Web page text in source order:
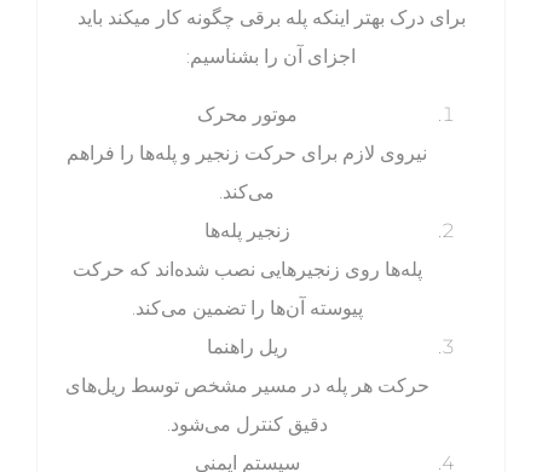
برای درک بهتر اینکه پله برقی چگونه کار میکند باید
اجزای آن را بشناسیم:
موتور محرک
نیروی لازم برای حرکت زنجیر و پله‌ها را فراهم
می‌کند.
زنجیر پله‌ها
پله‌ها روی زنجیرهایی نصب شده‌اند که حرکت
پیوسته آن‌ها را تضمین می‌کند.
ریل راهنما
حرکت هر پله در مسیر مشخص توسط ریل‌های
دقیق کنترل می‌شود.
سیستم ایمنی